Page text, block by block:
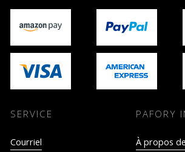
SERVICE
Courriel
PAFORY
À propos